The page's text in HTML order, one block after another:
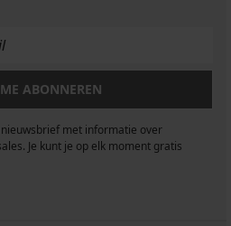
ABONNEREN
met informatie over
Je kunt je op elk moment gratis